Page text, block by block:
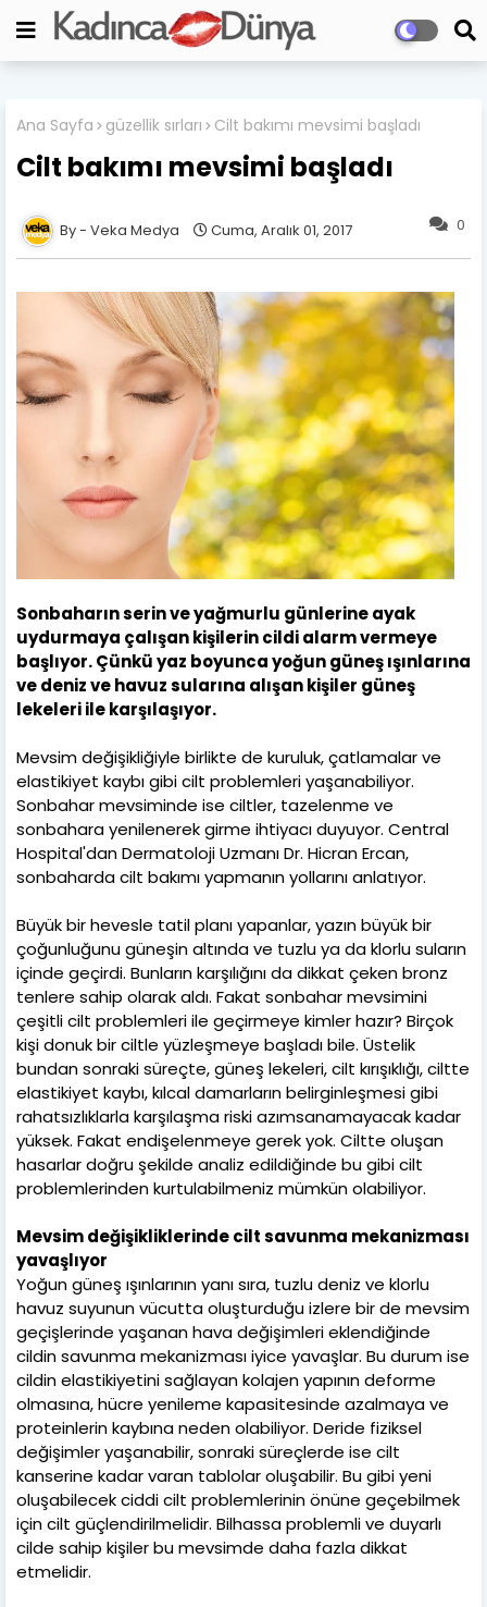
Ana Sayfa güzellik sırları Cilt bakımı mevsimi başladı
Cilt bakımı mevsimi başladı
0
Veka Medya Cuma, Aralık 01, 2017
Sonbaharın serin ve yağmurlu günlerine ayak
uydurmaya çalışan kişilerin cildi alarm vermeye
başlıyor. Çünkü yaz boyunca yoğun güneş ışınlarına
ve deniz ve havuz sularına alışan kişiler güneş
lekeleri ile karşılaşıyor.
Mevsim değişikliğiyle birlikte de kuruluk, çatlamalar ve
elastikiyet kaybı gibi cilt problemleri yaşanabiliyor.
Sonbahar mevsiminde ise ciltler, tazelenme ve
sonbahara yenilenerek girme ihtiyacı duyuyor. Central
Hospital'dan Dermatoloji Uzmanı Dr. Hicran Ercan,
sonbaharda cilt bakımı yapmanın yollarını anlatıyor.
Büyük bir hevesle tatil planı yapanlar, yazın büyük bir
çoğunluğunu güneşin altında ve tuzlu ya da klorlu suların
içinde geçirdi. Bunların karşılığını da dikkat çeken bronz
tenlere sahip olarak aldı. Fakat sonbahar mevsimini
çeşitli cilt problemleri ile geçirmeye kimler hazır? Birçok
kişi donuk bir ciltle yüzleşmeye başladı bile. Üstelik
bundan sonraki süreçte, güneş lekeleri, cilt kırışıklığı, ciltte
elastikiyet kaybı, kılcal damarların belirginleşmesi gibi
rahatsızlıklarla karşılaşma riski azımsanamayacak kadar
yüksek. Fakat endişelenmeye gerek yok. Ciltte oluşan
hasarlar doğru şekilde analiz edildiğinde bu gibi cilt
problemlerinden kurtulabilmeniz mümkün olabiliyor.
Mevsim değişikliklerinde cilt savunma mekanizması
yavaşlıyor
Yoğun güneş ışınlarının yanı sıra, tuzlu deniz ve klorlu
havuz suyunun vücutta oluşturduğu izlere bir de mevsim
geçişlerinde yaşanan hava değişimleri eklendiğinde
cildin savunma mekanizması iyice yavaşlar. Bu durum ise
cildin elastikiyetini sağlayan kolajen yapının deforme
olmasına, hücre yenileme kapasitesinde azalmaya ve
proteinlerin kaybına neden olabiliyor. Deride fiziksel
değişimler yaşanabilir, sonraki süreçlerde ise cilt
kanserine kadar varan tablolar oluşabilir. Bu gibi yeni
oluşabilecek ciddi cilt problemlerinin önüne geçebilmek
için cilt güçlendirilmelidir. Bilhassa problemli ve duyarlı
cilde sahip kişiler bu mevsimde daha fazla dikkat
etmelidir.